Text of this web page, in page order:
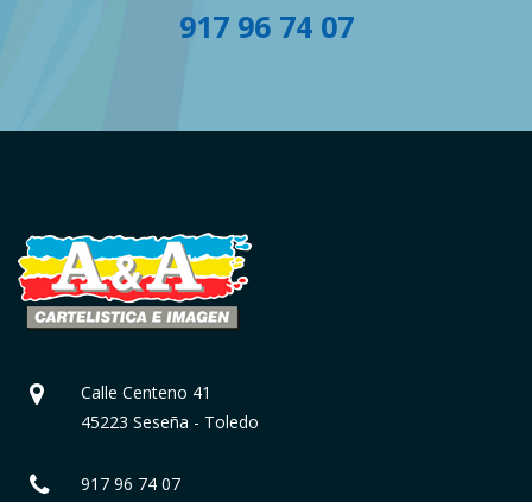
917 96 74 07
Calle Centeno 41
45223 Seseña - Toledo
917 96 74 07